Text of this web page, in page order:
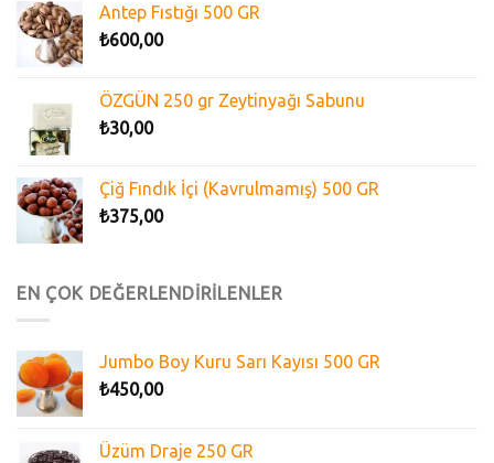
Antep Fıstığı 500 GR
₺600,00
ÖZGÜN 250 gr Zeytinyağı Sabunu
₺30,00
Çiğ Fındık İçi (Kavrulmamış) 500 GR
₺375,00
EN ÇOK DEĞERLENDİRİLENLER
Jumbo Boy Kuru Sarı Kayısı 500 GR
₺450,00
Üzüm Draje 250 GR